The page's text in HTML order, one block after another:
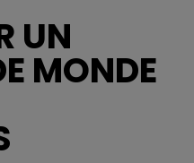
UN
MONDE